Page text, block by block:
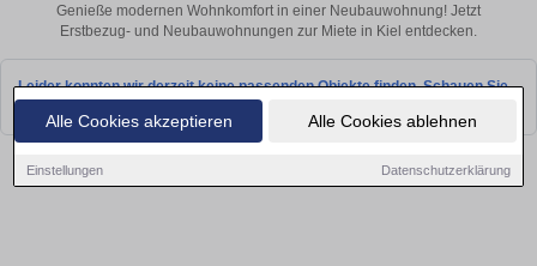
Alle Cookies akzeptieren Alle Cookies ablehnen
Einstellungen Datenschutzerklärung
Genieße modernen Wohnkomfort in einer Neubauwohnung! Jetzt
Erstbezug- und Neubauwohnungen zur Miete in Kiel entdecken.
Leider konnten wir derzeit keine passenden Objekte finden. Schauen Sie